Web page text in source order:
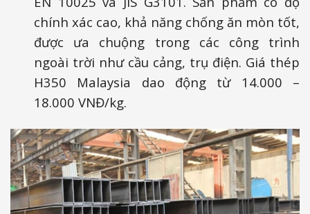
chính xác cao, khả năng chống ăn mòn tốt,
được ưa chuộng trong các công trình
ngoài trời như cầu cảng, trụ điện. Giá thép
H350 Malaysia dao động từ 14.000 –
18.000 VNĐ/kg.